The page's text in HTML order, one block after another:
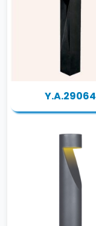
Y.A.29064